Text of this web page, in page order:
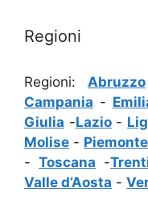
Regioni
Regioni: Abruzzo
Campania -
Giulia -Lazio-
Molise - Piemonte
- Toscana -
Valle d’Aosta -